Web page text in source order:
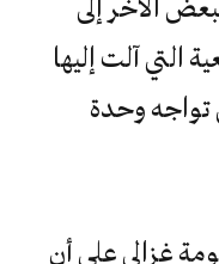
غزالي على أن